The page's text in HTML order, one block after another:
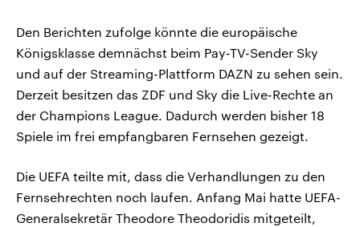
Den Berichten zufolge könnte die europäische
Königsklasse demnächst beim Pay-TV-Sender Sky
und auf der Streaming-Plattform DAZN zu sehen sein.
Derzeit besitzen das ZDF und Sky die Live-Rechte an
der Champions League. Dadurch werden bisher 18
Spiele im frei empfangbaren Fernsehen gezeigt.
Die UEFA teilte mit, dass die Verhandlungen zu den
Fernsehrechten noch laufen. Anfang Mai hatte UEFA-
Generalsekretär Theodore Theodoridis mitgeteilt,